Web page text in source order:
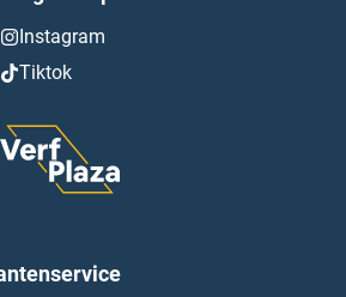
Instagram
Tiktok